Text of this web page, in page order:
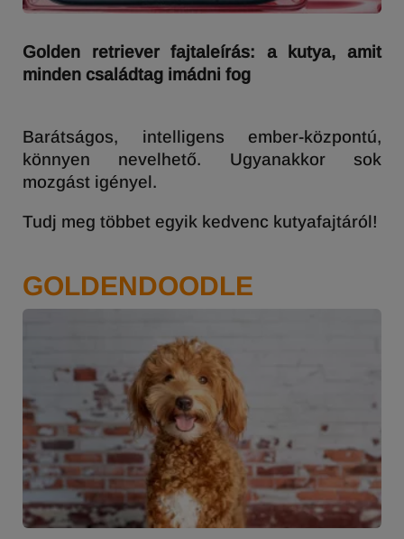
Golden retriever fajtaleírás: a kutya, amit
minden családtag imádni fog
Barátságos, intelligens ember-központú,
könnyen nevelhető. Ugyanakkor sok
mozgást igényel.
Tudj meg többet egyik kedvenc kutyafajtáról!
GOLDENDOODLE